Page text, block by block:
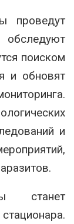
проведут
поиском
и обновят
и
станет